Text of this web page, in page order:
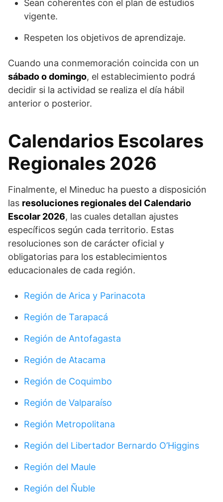
Sean coherentes con el plan de estudios
vigente.
Respeten los objetivos de aprendizaje.
Cuando una conmemoración coincida con un
sábado o domingo, el establecimiento podrá
decidir si la actividad se realiza el día hábil
anterior o posterior.
Calendarios Escolares
Regionales 2026
Finalmente, el Mineduc ha puesto a disposición
las resoluciones regionales del Calendario
Escolar 2026, las cuales detallan ajustes
específicos según cada territorio. Estas
resoluciones son de carácter oficial y
obligatorias para los establecimientos
educacionales de cada región.
Región de Arica y Parinacota
Región de Tarapacá
Región de Antofagasta
Región de Atacama
Región de Coquimbo
Región de Valparaíso
Región Metropolitana
Región del Libertador Bernardo O’Higgins
Región del Maule
Región del Ñuble